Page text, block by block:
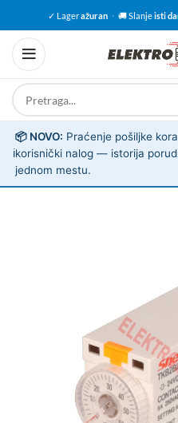
✓ Lageražuran · 🚚 Slanjeisti
ℹ️
📦 NOVO: Praćenje pošiljke
korisnički nalog — istorija
jednom mestu.